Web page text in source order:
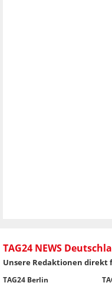
TAG24 NEWS
Unsere Redaktionen direkt
TAG24 Berlin